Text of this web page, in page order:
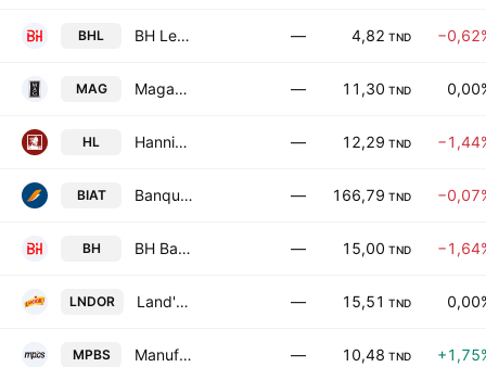
BHL BH Leasing SA — 4,82 TND
MAG Magasin General SA — 11,30 TND
HL Hannibal Lease SA — 12,29 TND
BIAT Banque Internationale Arabe de Tunisie SA — 166,79 TND
BH BH Bank — 15,00 TND
LNDOR Land'Or SA — 15,51 TND
MPBS Manufacture de Panneaux Bois du Sud SA — 10,48 TND